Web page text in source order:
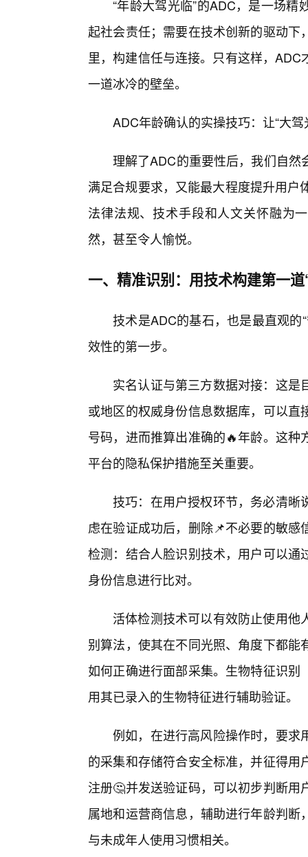
“年龄大驾光临”的ADC，是一场
起社会责任；需要在技术创新的驱动
里，构建信任与连接。只有这样，
一道冰冷的壁垒。
ADC年龄确认的实操技巧：让“大
理解了ADC的重要性后，我们自
满足合规要求，又能最大程度提升用
法律法规、技术手段和人文关怀融为
然，甚至令人愉悦。
一、精准识别：用技术构建第一
技术是ADC的基石，也是最直观的
效性的第一步。
实名认证与第三方数据对接：这
或地区的权威身份信息数据库，可以
号码，进而推算出准确的🔥年龄。这
平台的隐私保护措施至关重要。
技巧：在用户授权环节，务必清晰
虑在验证成功后，删除📌不必要的敏
检测：结合人脸识别技术，用户可以
身份信息进行比对。
活体检测技术可以有效防止使用
别算法，使其在不同光照、角度下都
如何正确进行面部采集。生物特征识
用其已录入的生物特征进行辅助验证。
例如，在进行高风险操作时，要求
的采集和存储符合安全标准，并征得
注册🤔并发送验证码，可以初步判断
属地和运营商信息，辅助进行年龄判
与未成年人使用习惯相关。